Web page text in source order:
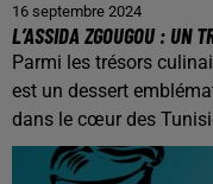
16 septembre 2024
L’ASSIDA ZGOUGOU : UN
Parmi les trésors
est un dessert
dans le cœur des